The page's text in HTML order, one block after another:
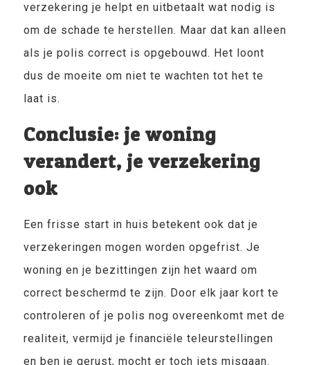
verzekering je helpt en uitbetaalt wat nodig is
om de schade te herstellen. Maar dat kan alleen
als je polis correct is opgebouwd. Het loont
dus de moeite om niet te wachten tot het te
laat is.
Conclusie: je woning
verandert, je verzekering
ook
Een frisse start in huis betekent ook dat je
verzekeringen mogen worden opgefrist. Je
woning en je bezittingen zijn het waard om
correct beschermd te zijn. Door elk jaar kort te
controleren of je polis nog overeenkomt met de
realiteit, vermijd je financiële teleurstellingen
en ben je gerust, mocht er toch iets misgaan.